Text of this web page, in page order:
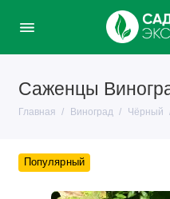
Саженцы
Главная Виноград Чёрный
Популярный